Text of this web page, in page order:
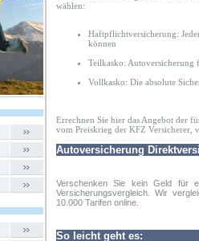
wählen:
Haftpflichtversicherung:
können
Teilkasko: Autoversicherung
Vollkasko: Die absolute
Errechnen Sie hier das Angebot der
vom Preiskrieg der KFZ Versicherer,
Autoversicherung
Verschenken Sie kein Geld für
Versicherungsvergleich. Wir
10.000 Tarifen online.
So leicht geht es: